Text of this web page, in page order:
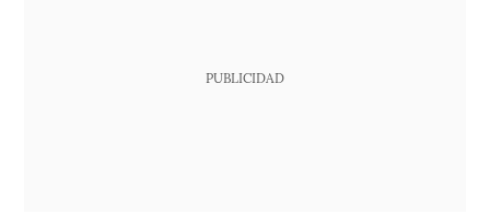
PUBLICIDAD